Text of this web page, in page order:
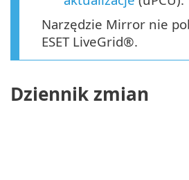
Narzędzie Mirror nie
ESET LiveGrid®.
Dziennik zmian